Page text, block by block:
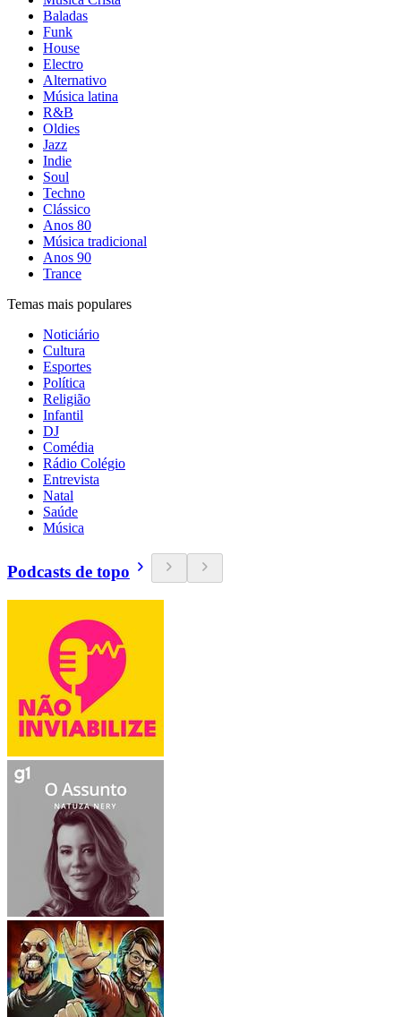
Baladas
Funk
House
Electro
Alternativo
Música latina
R&B
Oldies
Jazz
Indie
Soul
Techno
Clássico
Anos 80
Música tradicional
Anos 90
Trance
Temas mais populares
Noticiário
Cultura
Esportes
Política
Religião
Infantil
DJ
Comédia
Rádio Colégio
Entrevista
Natal
Saúde
Música
Podcasts de topo